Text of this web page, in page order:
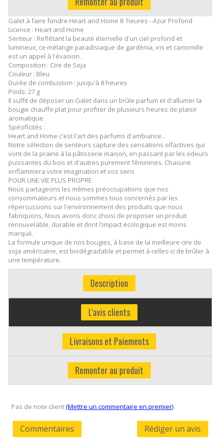
Galet à faire fondre Heart and Home 8 heures - Azur Profond
Licence : Heart and Home
Senteur : Reflétant la beauté éternelle d'un ciel profond et
lumineux, ce mélange paradisiaque de gardénia, iris et camomille
est un appel à l'évasion.
Composition : Cire de Soja
Couleur : Bleu
Durée de combustion : jusqu'à 8 heures
Poids: 27 g
Il suffit de déposer un Galet dans un brûle parfum et d'allumer la
bougie chauffe plat pour profiter de plusieurs heures de plaisir
aromatique.
Spécificités :
Heart and Home c'est l'art des parfums d'ambiance...
Notre sélection de senteurs capture des sensations olfactives qui
vont de la prairie à la pâtisserie maison, en passant par les odeurs
puissantes du bois et d'autres purement féminines. Chacune
enflammera votre imagination et vos sens
POUR UNE VIE PLUS PROPRE
Nous partageons les mêmes préoccupations que nos
consommateurs et nous sommes tous concernés par les
répercussions sur l'environnement des produits que nous
fabriquons, Nous avons donc choisi de proposer un produit
renouvelable, durable et dont l'impact écologique est moins
marqué.
La formule unique de nos bougies, à base de la meilleure cire de
soja américaine, est biodégradable et permet à celles-ci de brûler à
une température.
Description
L'avis clients
Livraisons et Paiements
Remonter au produit
Pas de note client(Mettre un commentaire en premier)
Commentaires Rédiger un avis